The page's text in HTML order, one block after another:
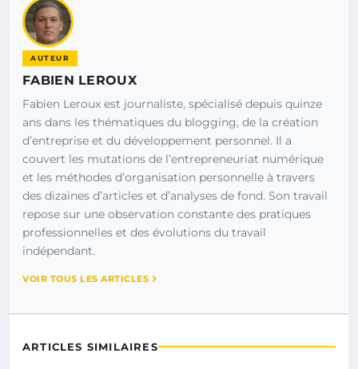
AUTEUR
FABIEN LEROUX
Fabien Leroux est journaliste, spécialisé depuis quinze
ans dans les thématiques du blogging, de la création
d’entreprise et du développement personnel. Il a
couvert les mutations de l’entrepreneuriat numérique
et les méthodes d’organisation personnelle à travers
des dizaines d’articles et d’analyses de fond. Son travail
repose sur une observation constante des pratiques
professionnelles et des évolutions du travail
indépendant.
VOIR TOUS LES ARTICLES
ARTICLES SIMILAIRES